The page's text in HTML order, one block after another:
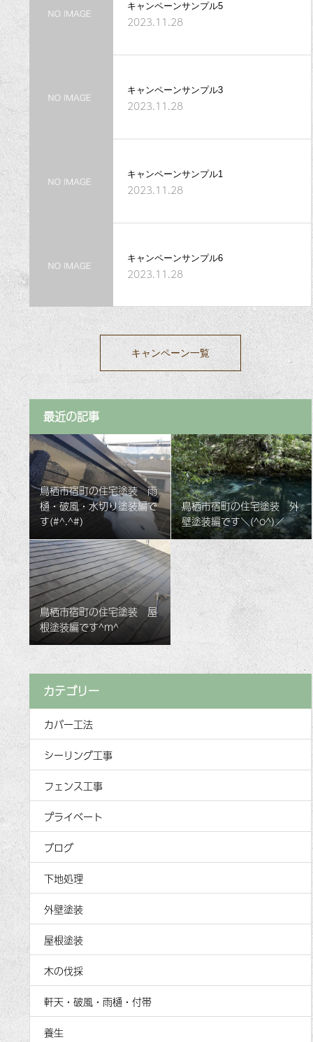
キャンペーンサンプル5
2023.11.28
キャンペーンサンプル3
2023.11.28
キャンペーンサンプル1
2023.11.28
キャンペーンサンプル6
2023.11.28
キャンペーン一覧
最近の記事
鳥栖市宿町の住宅塗装 雨
樋・破風・水切り塗装編で
す(#^.^#)
鳥栖市宿町の住宅塗装 外
壁塗装編です＼(^o^)／
鳥栖市宿町の住宅塗装 屋
根塗装編です^m^
カテゴリー
カバー工法
シーリング工事
フェンス工事
プライベート
ブログ
下地処理
外壁塗装
屋根塗装
木の伐採
軒天・破風・雨樋・付帯
養生